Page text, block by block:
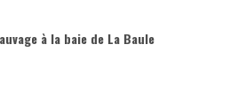
à la baie de La Baule